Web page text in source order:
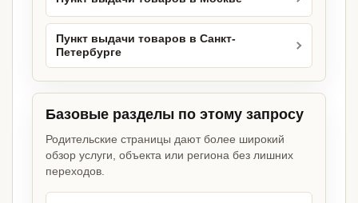
Пункт выдачи товаров в Санкт-
Петербурге
Базовые разделы по этому запросу
Родительские страницы дают более широкий
обзор услуги, объекта или региона без лишних
переходов.